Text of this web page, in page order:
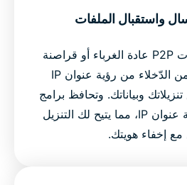
واستقبال الملفات
تمكّن مشاركة ملفات P2P عادة الغرباء أو قراصنة
الإنترنت وغيرهم من الدّخلاء من رؤية عنوان IP
وبياناتك. وتحافظ برامج
VPN على خصوصية عنوان IP، مما يتيح لك التنزيل
مع إخفاء هويتك.